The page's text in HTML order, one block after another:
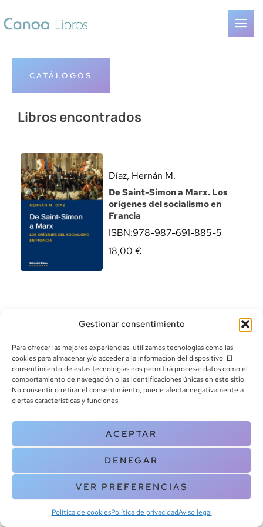
Gestionar consentimiento
Para ofrecer las mejores experiencias, utilizamos tecnologías como las
cookies para almacenar y/o acceder a la información del dispositivo. El
consentimiento de estas tecnologías nos permitirá procesar datos como el
comportamiento de navegación o las identificaciones únicas en este sitio.
No consentir o retirar el consentimiento, puede afectar negativamente a
ciertas características y funciones.
ACEPTAR
DENEGAR
VER PREFERENCIAS
Política de cookiesPolítica de privacidadAviso legal
CATÁLOGOS
Libros encontrados
Díaz, Hernán M.
De Saint-Simon a Marx. Los
orígenes del socialismo en
Francia
ISBN:978-987-691-885-5
18,00 €
info@canoalibros.com
pedidos@canoalibros.com
+34 934 242 391
CONTACTO
Copyright © 2025 Canoa Libros. All Rights Reserved |
cookies
| Aviso legal